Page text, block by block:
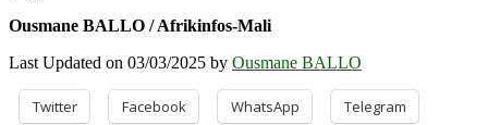
Ousmane BALLO / Afrikinfos-Mali
Last Updated on 03/03/2025 by Ousmane BALLO
Twitter Facebook WhatsApp Telegram